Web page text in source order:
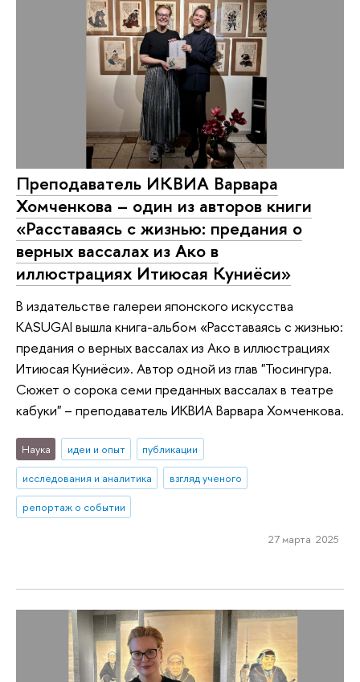
Преподаватель ИКВИА Варвара
Хомченкова – один из авторов книги
«Расставаясь с жизнью: предания о
верных вассалах из Ако в
иллюстрациях Итиюсая Куниёси»
В издательстве галереи японского искусства
KASUGAI вышла книга-альбом «Расставаясь с жизнью:
предания о верных вассалах из Ако в иллюстрациях
Итиюсая Куниёси». Автор одной из глав "Тюсингура.
Сюжет о сорока семи преданных вассалах в театре
кабуки" – преподаватель ИКВИА Варвара Хомченкова.
Наука идеи и опыт
публикации
исследования и аналитика
взгляд ученого
репортаж о событии
27 марта 2025